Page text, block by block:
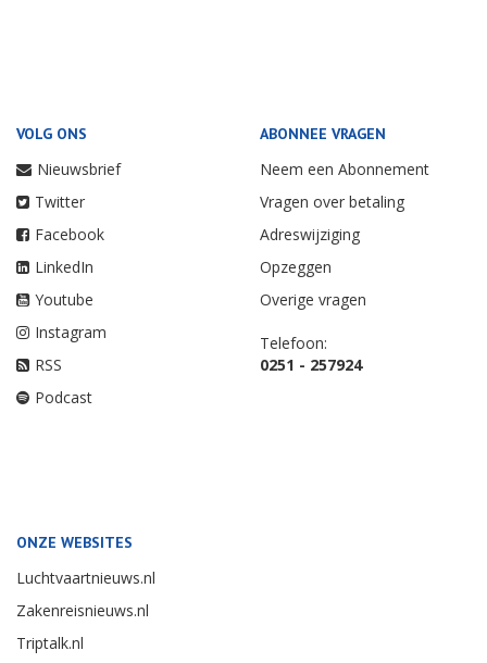
VOLG ONS
Nieuwsbrief
Twitter
Facebook
LinkedIn
Youtube
Instagram
RSS
Podcast
ABONNEE VRAGEN
Neem een Abonnement
Vragen over betaling
Adreswijziging
Opzeggen
Overige vragen
Telefoon:
0251 - 257924
ONZE WEBSITES
Luchtvaartnieuws.nl
Zakenreisnieuws.nl
Triptalk.nl